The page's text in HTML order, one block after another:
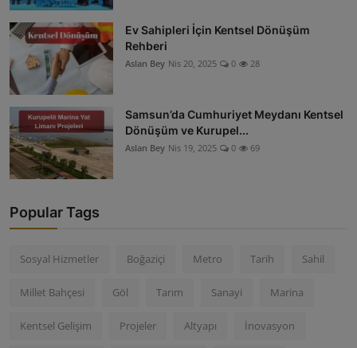
Ev Sahipleri İçin Kentsel Dönüşüm
Rehberi
Aslan Bey Nis 20, 2025 0 28
Samsun’da Cumhuriyet Meydanı Kentsel
Dönüşüm ve Kurupel...
Aslan Bey Nis 19, 2025 0 69
Popular Tags
Sosyal Hizmetler Boğaziçi Metro Tarih Sahil
Millet Bahçesi Göl Tarım Sanayi Marina
Kentsel Gelişim Projeler Altyapı İnovasyon